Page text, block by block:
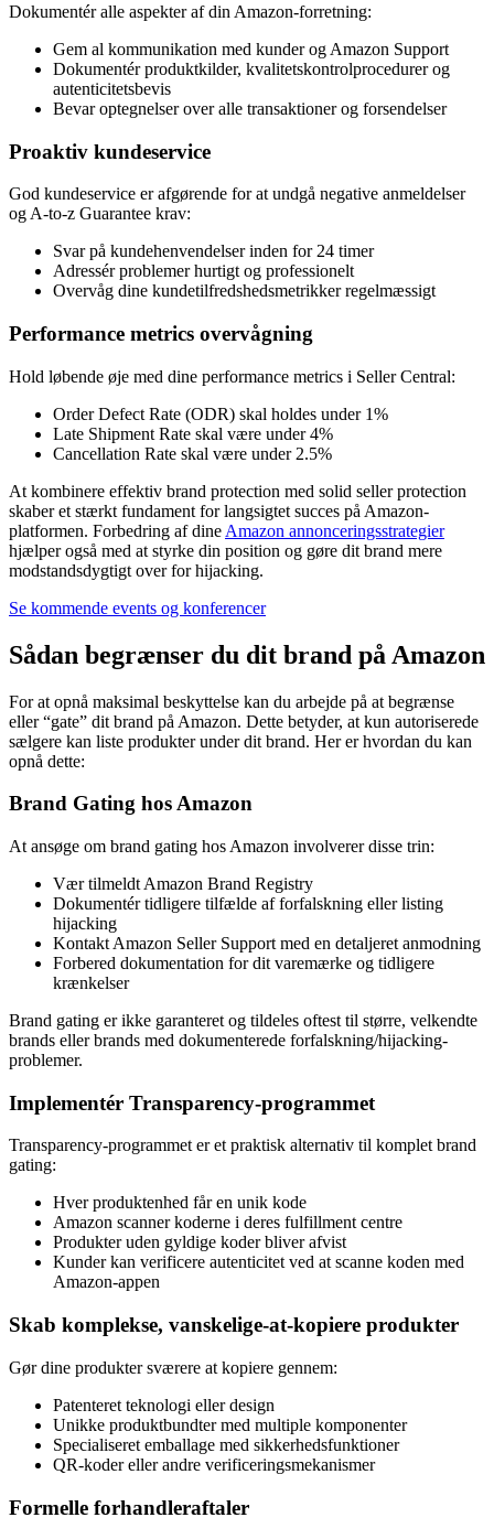
Dokumentér alle aspekter af din Amazon-forretning:
Gem al kommunikation med kunder og Amazon Support
Dokumentér produktkilder, kvalitetskontrolprocedurer og
autenticitetsbevis
Bevar optegnelser over alle transaktioner og forsendelser
Proaktiv kundeservice
God kundeservice er afgørende for at undgå negative anmeldelser
og A-to-z Guarantee krav:
Svar på kundehenvendelser inden for 24 timer
Adressér problemer hurtigt og professionelt
Overvåg dine kundetilfredshedsmetrikker regelmæssigt
Performance metrics overvågning
Hold løbende øje med dine performance metrics i Seller Central:
Order Defect Rate (ODR) skal holdes under 1%
Late Shipment Rate skal være under 4%
Cancellation Rate skal være under 2.5%
At kombinere effektiv brand protection med solid seller protection
skaber et stærkt fundament for langsigtet succes på Amazon-
platformen. Forbedring af dine Amazon annonceringsstrategier
hjælper også med at styrke din position og gøre dit brand mere
modstandsdygtigt over for hijacking.
Se kommende events og konferencer
Sådan begrænser du dit brand på Amazon
For at opnå maksimal beskyttelse kan du arbejde på at begrænse
eller “gate” dit brand på Amazon. Dette betyder, at kun autoriserede
sælgere kan liste produkter under dit brand. Her er hvordan du kan
opnå dette:
Brand Gating hos Amazon
At ansøge om brand gating hos Amazon involverer disse trin:
Vær tilmeldt Amazon Brand Registry
Dokumentér tidligere tilfælde af forfalskning eller listing
hijacking
Kontakt Amazon Seller Support med en detaljeret anmodning
Forbered dokumentation for dit varemærke og tidligere
krænkelser
Brand gating er ikke garanteret og tildeles oftest til større, velkendte
brands eller brands med dokumenterede forfalskning/hijacking-
problemer.
Implementér Transparency-programmet
Transparency-programmet er et praktisk alternativ til komplet brand
gating:
Hver produktenhed får en unik kode
Amazon scanner koderne i deres fulfillment centre
Produkter uden gyldige koder bliver afvist
Kunder kan verificere autenticitet ved at scanne koden med
Amazon-appen
Skab komplekse, vanskelige-at-kopiere produkter
Gør dine produkter sværere at kopiere gennem:
Patenteret teknologi eller design
Unikke produktbundter med multiple komponenter
Specialiseret emballage med sikkerhedsfunktioner
QR-koder eller andre verificeringsmekanismer
Formelle forhandleraftaler